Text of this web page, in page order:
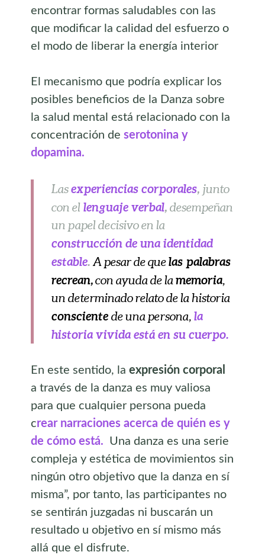
encontrar formas saludables con las
que modificar la calidad del esfuerzo o
el modo de liberar la energía interior
El mecanismo que podría explicar los
posibles beneficios de la Danza sobre
la salud mental está relacionado con la
concentración deserotonina y
dopamina.
Lasexperiencias corporales, junto
con el lenguaje verbal,desempeñan
un papel decisivo en la
construcción de una identidad
estable.A pesar de quelas palabras
recrean,con ayuda de lamemoria,
un determinado relato de la historia
conscientede una persona,la
historia vivida está en su cuerpo.
En este sentido, laexpresión corporal
a través de la danza es muy valiosa
para que cualquier persona pueda
crear narraciones acerca de quién es y
de cómo está. Una danza es una serie
compleja y estética de movimientos sin
ningún otro objetivo que la danza en sí
misma”, por tanto, las participantes no
se sentirán juzgadas ni buscarán un
resultado u objetivo en sí mismo más
allá que el disfrute.